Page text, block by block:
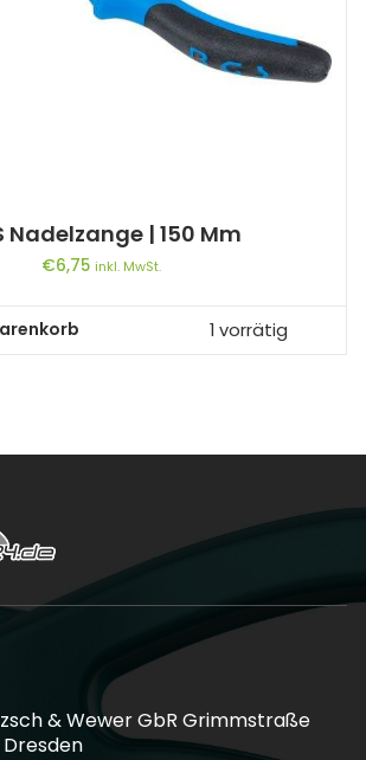
Nadelzange | 150 Mm
€6,75 inkl. MwSt.
1 vorrätig
& Wewer GbR Grimmstraße
Dresden